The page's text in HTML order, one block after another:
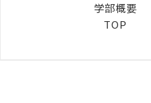
学部概要
TOP